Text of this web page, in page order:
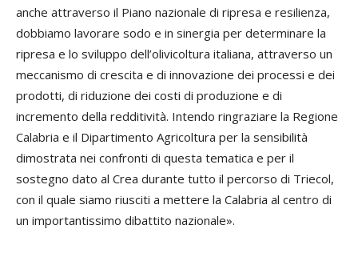
anche attraverso il Piano nazionale di ripresa e resilienza,
dobbiamo lavorare sodo e in sinergia per determinare la
ripresa e lo sviluppo dell’olivicoltura italiana, attraverso un
meccanismo di crescita e di innovazione dei processi e dei
prodotti, di riduzione dei costi di produzione e di
incremento della redditività. Intendo ringraziare la Regione
Calabria e il Dipartimento Agricoltura per la sensibilità
dimostrata nei confronti di questa tematica e per il
sostegno dato al Crea durante tutto il percorso di Triecol,
con il quale siamo riusciti a mettere la Calabria al centro di
un importantissimo dibattito nazionale».